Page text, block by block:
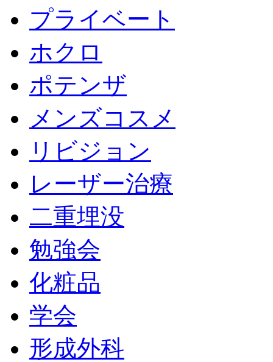
プライベート
ホクロ
ポテンザ
メンズコスメ
リビジョン
レーザー治療
二重埋没
勉強会
化粧品
学会
形成外科